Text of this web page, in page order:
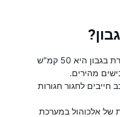
המהירות המותרת בגבון היא 50 קמ"ש
חייבים לחגור חגורות
של אלכוהול במערכת